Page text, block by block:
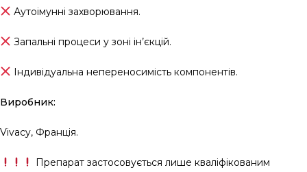
Аутоімунні захворювання.
Запальні процеси у зоні ін’єкцій.
Індивідуальна непереносимість компонентів.
Виробник:
Vivacy, Франція.
Препарат застосовується лише кваліфікованим